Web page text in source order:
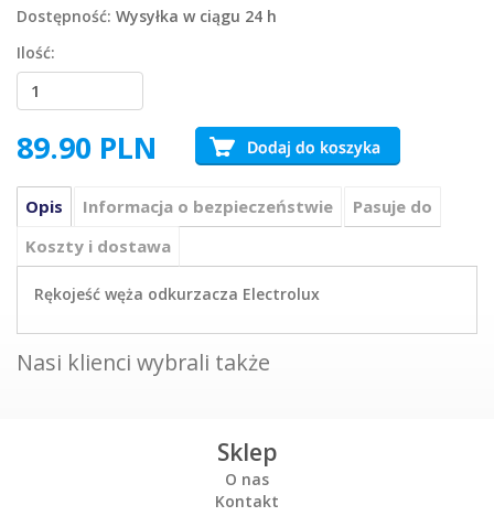
Dostępność: Wysyłka w ciągu 24 h
Ilość:
89.90 PLN
Opis Informacja o bezpieczeństwie
Pasuje do
Koszty i dostawa
Rękojeść węża odkurzacza Electrolux
Nasi klienci wybrali także
Sklep
O nas
Kontakt